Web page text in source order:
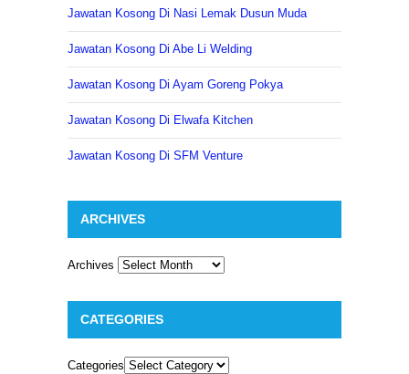
Jawatan Kosong Di Nasi Lemak Dusun Muda
Jawatan Kosong Di Abe Li Welding
Jawatan Kosong Di Ayam Goreng Pokya
Jawatan Kosong Di Elwafa Kitchen
Jawatan Kosong Di SFM Venture
ARCHIVES
Archives
CATEGORIES
Categories